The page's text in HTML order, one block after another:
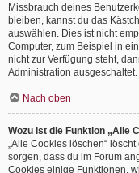
Missbrauch deines
bleiben, kannst du das
auswählen. Dies ist nicht
Computer, zum Beispiel in
nicht zur Verfügung steht,
Administration ausgeschaltet.
Nach oben
Wozu ist die Funktion „Alle
„Alle Cookies löschen“
sorgen, dass du im Forum
Cookies einige Funktionen,